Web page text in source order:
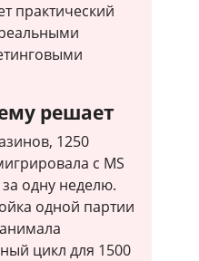
практический
решает
1250
с MS
одну неделю.
одной партии
цикл для 1500